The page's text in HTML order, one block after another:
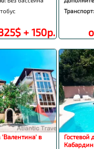
+ 150р.
'Валентина' в